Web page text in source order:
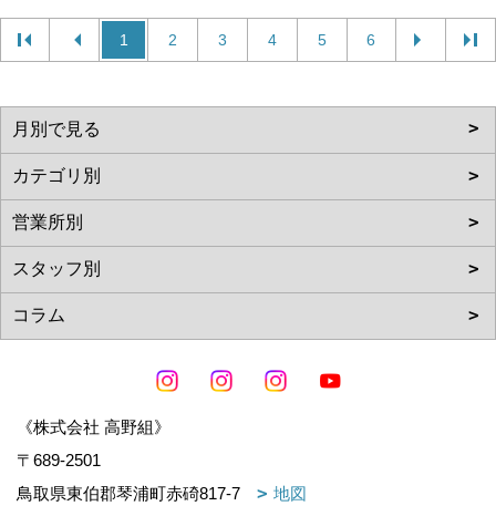
1 2 3 4 5 6
《株式会社 高野組》
〒689-2501
鳥取県東伯郡琴浦町赤碕817-7
地図